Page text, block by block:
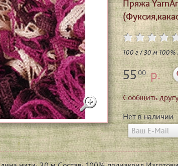
Пряжа
100 г / 30 м 100%
5500р.
Сообщить
Нет в наличии